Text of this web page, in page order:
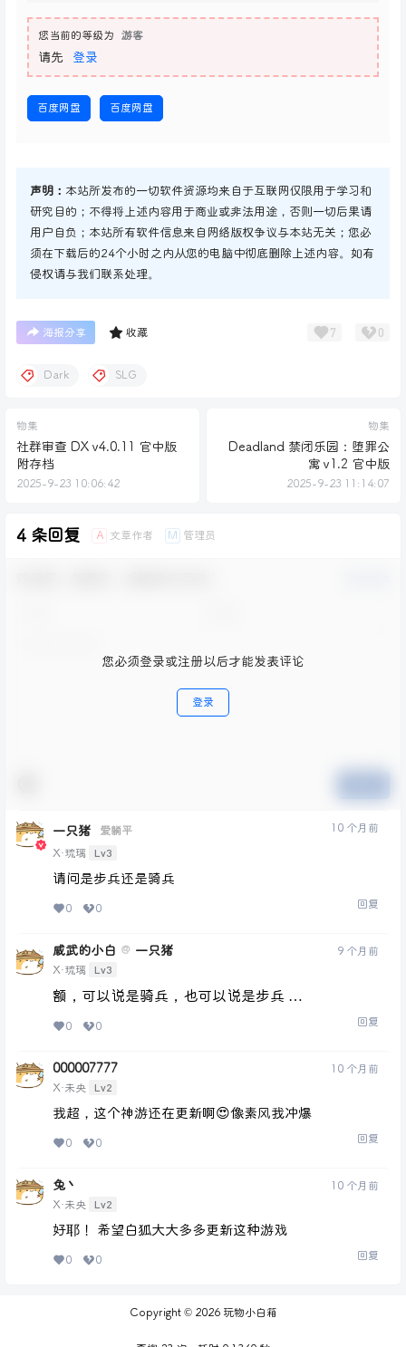
您当前的等级为 游客
请先 登录
百度网盘 百度网盘
声明： 本站所发布的一切软件资源均来自于互联网仅限用于学习和
研究目的；不得将上述内容用于商业或非法用途，否则一切后果请
用户自负；本站所有软件信息来自网络版权争议与本站无关；您必
须在下载后的24个小时之内从您的电脑中彻底删除上述内容。如有
侵权请与我们联系处理。
海报分享 收藏 7 0
Dark SLG
物集
社群审查 DX v4.0.11 官中版
附存档
2025-9-23 10:06:42
物集
Deadland 禁闭乐园：堕罪公
寓 v1.2 官中版
2025-9-23 11:14:07
4 条回复 A 文章作者 M 管理员
您必须登录或注册以后才能发表评论
登录
一只猪
爱躺平
X·琉璃
Lv3
10 个月前
请问是步兵还是骑兵
0 0 回复
威武的小白 @ 一只猪
X·琉璃 Lv3
9 个月前
额，可以说是骑兵，也可以说是步兵 …
0 0 回复
000007777
X·未央 Lv2
10 个月前
我超，这个神游还在更新啊😍像素风我冲爆
0 0 回复
兔丶
X·未央 Lv2
10 个月前
好耶！ 希望白狐大大多多更新这种游戏
0 0 回复
Copyright © 2026玩物小白箱